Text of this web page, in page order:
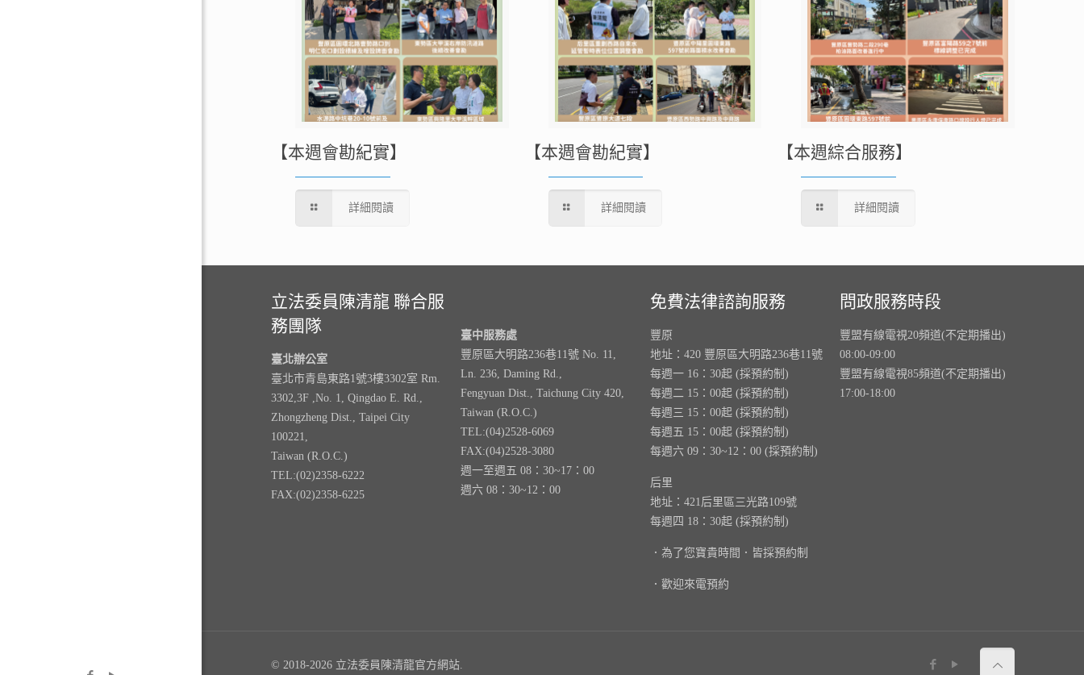
【本週會勘紀實】
詳細閱讀
【本週會勘紀實】
詳細閱讀
【本週綜合服務】
詳細閱讀
立法委員陳清龍 聯合服
務團隊
臺北辦公室
臺北市青島東路1號3樓3302室 Rm.
3302,3F ,No. 1, Qingdao E. Rd.,
Zhongzheng Dist., Taipei City
100221,
Taiwan (R.O.C.)
TEL:(02)2358-6222
FAX:(02)2358-6225
臺中服務處
豐原區大明路236巷11號 No. 11,
Ln. 236, Daming Rd.,
Fengyuan Dist., Taichung City 420,
Taiwan (R.O.C.)
TEL:(04)2528-6069
FAX:(04)2528-3080
週一至週五 08：30~17：00
週六 08：30~12：00
免費法律諮詢服務
豐原
地址：420 豐原區大明路236巷11號
每週一 16：30起 (採預約制)
每週二 15：00起 (採預約制)
每週三 15：00起 (採預約制)
每週五 15：00起 (採預約制)
每週六 09：30~12：00 (採預約制)
后里
地址：421后里區三光路109號
每週四 18：30起 (採預約制)
．為了您寶貴時間．皆採預約制
．歡迎來電預約
問政服務時段
豐盟有線電視20頻道(不定期播出)
08:00-09:00
豐盟有線電視85頻道(不定期播出)
17:00-18:00
© 2018-2026 立法委員陳清龍官方網站.